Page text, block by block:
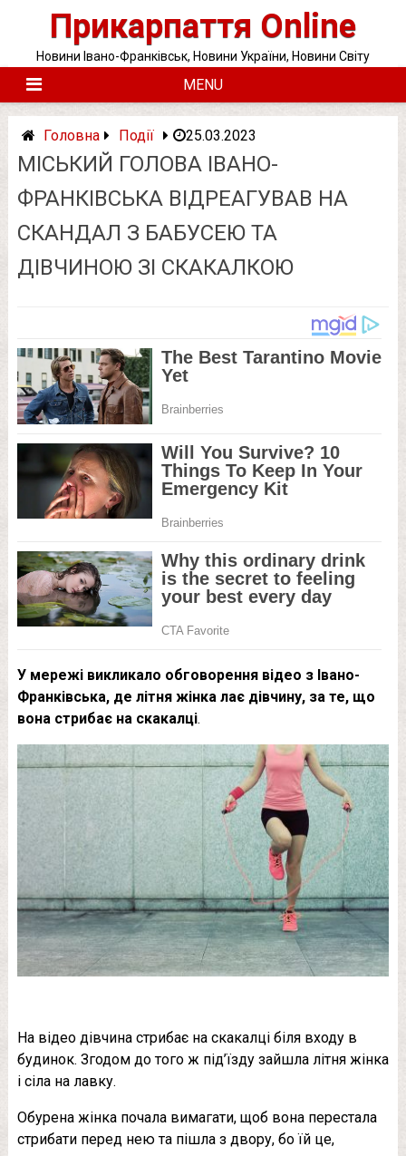
Прикарпаття Online
Новини Івано-Франківськ, Новини України, Новини Світу
MENU
Головна Події 25.03.2023
МІСЬКИЙ ГОЛОВА ІВАНО-
ФРАНКІВСЬКА ВІДРЕАГУВАВ НА
СКАНДАЛ З БАБУСЕЮ ТА
ДІВЧИНОЮ ЗІ СКАКАЛКОЮ
У мережі викликало обговорення відео з Івано-
Франківська, де літня жінка лає дівчину, за те, що
вона стрибає на скакалці.
На відео дівчина стрибає на скакалці біля входу в
будинок. Згодом до того ж під’їзду зайшла літня жінка
і сіла на лавку.
Обурена жінка почала вимагати, щоб вона перестала
стрибати перед нею та пішла з двору, бо їй це,